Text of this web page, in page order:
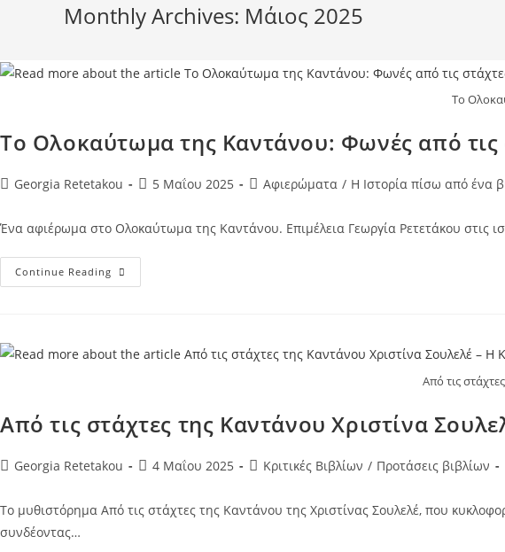
Monthly Archives: Μάιος 2025
Το
Το Ολοκαύτωμα της Καντάνου: Φωνές από τις
PostGeorgia Retetakou
Post5 Μαΐου 2025
PostΑφιερώματα / Η Ιστορία πίσω από ένα
Ένα αφιέρωμα στο Ολοκαύτωμα της Καντάνου. Επιμέλεια Γεωργία Ρετετάκου στις
Continue Reading Το
Ολοκαύτωμα
Τις
Στάχτες
Από τις
Από τις στάχτες της Καντάνου Χριστίνα
PostGeorgia Retetakou
Post4 Μαΐου 2025
PostΚριτικές Βιβλίων / Προτάσεις βιβλίων
Το μυθιστόρημα Aπό τις στάχτες της Καντάνου της Χριστίνας Σουλελέ, που
συνδέοντας…